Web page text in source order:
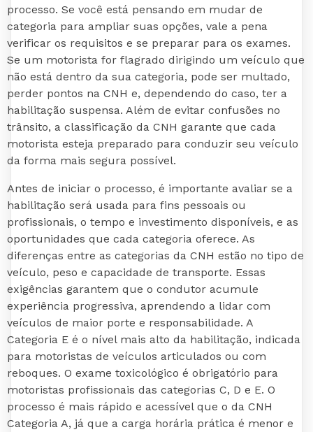
processo. Se você está pensando em mudar de
categoria para ampliar suas opções, vale a pena
verificar os requisitos e se preparar para os exames.
Se um motorista for flagrado dirigindo um veículo que
não está dentro da sua categoria, pode ser multado,
perder pontos na CNH e, dependendo do caso, ter a
habilitação suspensa. Além de evitar confusões no
trânsito, a classificação da CNH garante que cada
motorista esteja preparado para conduzir seu veículo
da forma mais segura possível.
Antes de iniciar o processo, é importante avaliar se a
habilitação será usada para fins pessoais ou
profissionais, o tempo e investimento disponíveis, e as
oportunidades que cada categoria oferece. As
diferenças entre as categorias da CNH estão no tipo de
veículo, peso e capacidade de transporte. Essas
exigências garantem que o condutor acumule
experiência progressiva, aprendendo a lidar com
veículos de maior porte e responsabilidade. A
Categoria E é o nível mais alto da habilitação, indicada
para motoristas de veículos articulados ou com
reboques. O exame toxicológico é obrigatório para
motoristas profissionais das categorias C, D e E. O
processo é mais rápido e acessível que o da CNH
Categoria A, já que a carga horária prática é menor e